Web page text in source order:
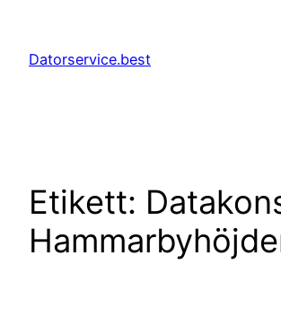
innehåll
Datorservice.best
Etikett: